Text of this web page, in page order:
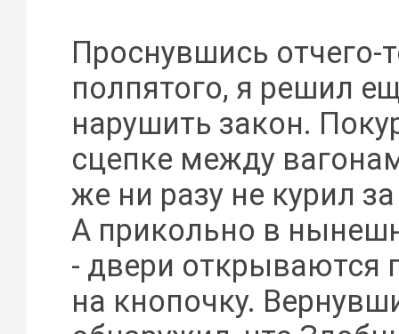
Проснувшись отчего-
полпятого, я решил
нарушить закон.
сцепке между
же ни разу не курил
А прикольно в
- двери открываются
на кнопочку.